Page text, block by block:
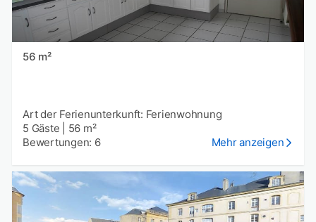
56 m²
Art der Ferienunterkunft: Ferienwohnung
5 Gäste
56 m²
Bewertungen: 6
Mehr anzeigen